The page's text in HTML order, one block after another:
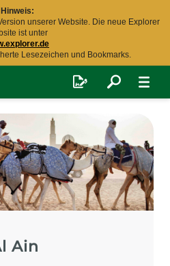
Hinweis:
unserer Website. Die neue Explorer
ist unter
Lesezeichen und Bookmarks.
Ain